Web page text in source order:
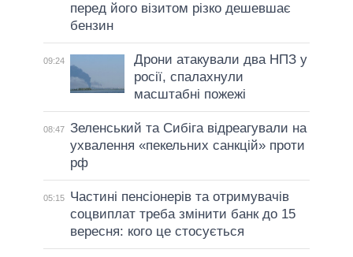
перед його візитом різко дешевшає
бензин
09:24
Дрони атакували два НПЗ у
росії, спалахнули
масштабні пожежі
08:47 Зеленський та Сибіга відреагували на
ухвалення «пекельних санкцій» проти
рф
05:15
Частині пенсіонерів та отримувачів
соцвиплат треба змінити банк до 15
вересня: кого це стосується